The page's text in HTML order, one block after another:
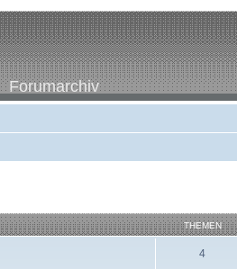
Forumarchiv
THEMEN
4